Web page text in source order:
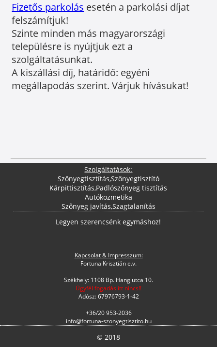
Fizetős parkolás esetén a parkolási díjat
felszámítjuk!
Szinte minden más magyarországi
településre is nyújtjuk ezt a
szolgáltatásunkat.
A kiszállási díj, határidő: egyéni
megállapodás szerint. Várjuk hívásukat!
Szolgáltatások:
Szőnyegtisztítás,Szőnyegtisztító
Kárpittisztítás,Padlószőnyeg tisztítás
Autókozmetika
Szőnyeg javítás,Szagtalanítás
Legyen szerencsénk egymáshoz!
Kapcsolat & Impresszum:
Fortuna Krisztián e.v.
Székhely: 1108 Bp. Hang utca 10.
Ügyfél fogadás itt nincs!!
Adósz: 67976793-1-42
+36/20 953-2036
info@fortuna-szonyegtisztito.hu
© 2018